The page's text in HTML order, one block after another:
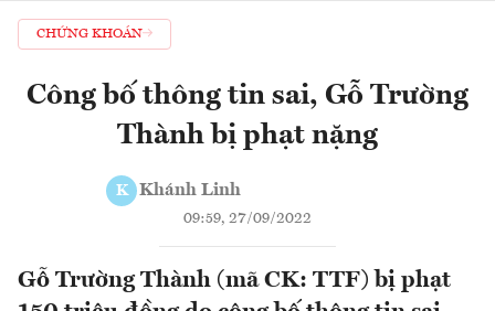
CHỨNG KHOÁN
Công bố thông tin sai, Gỗ Trường
Thành bị phạt nặng
K Khánh Linh
09:59, 27/09/2022
Gỗ Trường Thành (mã CK: TTF) bị phạt